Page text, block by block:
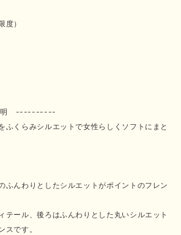
度）
明 ----------
ふくらみシルエットで女性らしくソフトにまと
ふんわりとしたシルエットがポイントのフレン
テール、後ろはふんわりとした丸いシルエット
スです。